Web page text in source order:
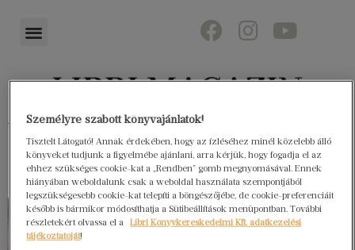
Könyvektől az olvasókig
Személyre szabott könyvajánlatok!
Tisztelt Látogató! Annak érdekében, hogy az ízléséhez minél közelebb álló
könyveket tudjunk a figyelmébe ajánlani, arra kérjük, hogy fogadja el az
ehhez szükséges cookie-kat a „Rendben” gomb megnyomásával. Ennek
hiányában weboldalunk csak a weboldal használata szempontjából
legszükségesebb cookie-kat telepíti a böngészőjébe, de cookie-preferenciáit
később is bármikor módosíthatja a Sütibeállítások menüpontban. További
részletekért olvassa el a
Libri Könyvkereskedelmi Kft. adatkezelési
tájékoztatóját!